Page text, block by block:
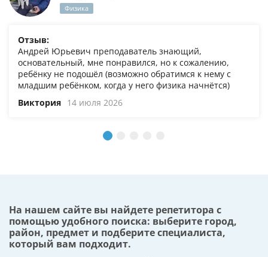
Физика
Отзыв:
Андрей Юрьевич преподаватель знающий,
основательный, мне понравился, но к сожалению,
ребёнку не подошёл (возможно обратимся к нему с
младшим ребёнком, когда у него физика начнётся)
Виктория 14 июля 2026
На нашем сайте вы найдете репетитора с
помощью удобного поиска: выберите город,
район, предмет и подберите специалиста,
который вам подходит.